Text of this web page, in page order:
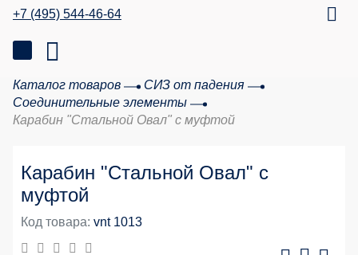
+7 (495) 544-46-64
Каталог товаров
СИЗ от падения
Соединительные элементы
Карабин "Стальной Овал" с муфтой
Карабин "Стальной Овал" с
муфтой
Код товара: vnt 1013